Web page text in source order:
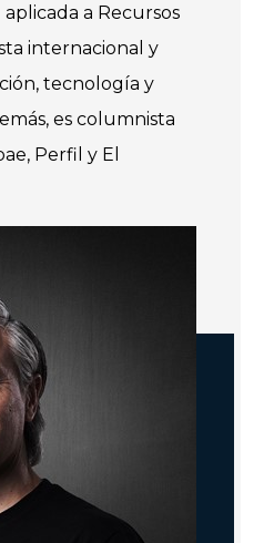
a Recursos
internacional y
tecnología y
es columnista
Perfil y El